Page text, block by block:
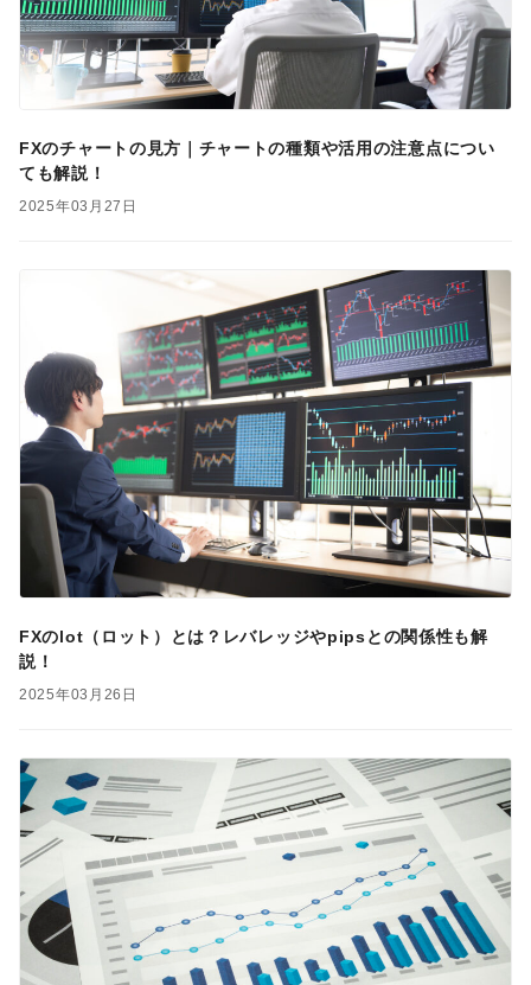
FXのチャートの見方｜チャートの種類や活用の注意点につい
ても解説！
2025年03月27日
FXのlot（ロット）とは？レバレッジやpipsとの関係性も解
説！
2025年03月26日